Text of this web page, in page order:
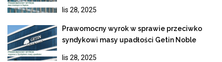
lis 28, 2025
Prawomocny wyrok w sprawie przeciwko
syndykowi masy upadłości Getin Noble
lis 28, 2025